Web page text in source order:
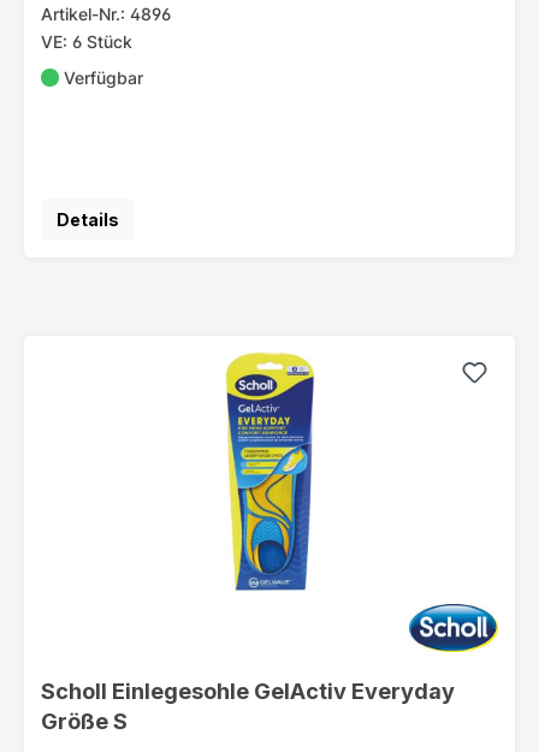
Artikel-Nr.: 4896
VE: 6 Stück
Verfügbar
Details
Scholl Einlegesohle GelActiv Everyday
Größe S